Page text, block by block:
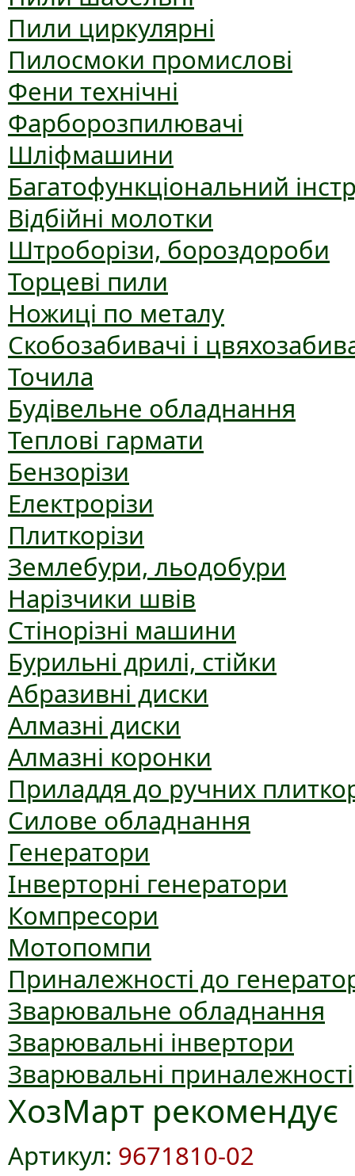
Пили циркулярні
Пилосмоки промислові
Фени технічні
Фарборозпилювачі
Шліфмашини
Багатофункціональний
Відбійні молотки
Штроборізи, бороздороби
Торцеві пили
Ножиці по металу
Скобозабивачі і
Точила
Будівельне обладнання
Теплові гармати
Бензорізи
Електрорізи
Плиткорізи
Землебури, льодобури
Нарізчики швів
Стінорізні машини
Бурильні дрилі, стійки
Абразивні диски
Алмазні диски
Алмазні коронки
Приладдя до ручних
Силове обладнання
Генератори
Інверторні генератори
Компресори
Мотопомпи
Приналежності до
Зварювальне обладнання
Зварювальні інвертори
Зварювальні приналежності
ХозМарт рекомендує
Артикул: 9671810-02